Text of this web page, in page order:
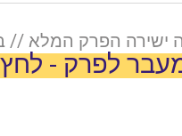
לפרק -